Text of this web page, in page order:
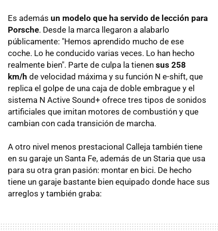
Es además un modelo que ha servido de lección para
Porsche. Desde la marca llegaron a alabarlo
públicamente: "Hemos aprendido mucho de ese
coche. Lo he conducido varias veces. Lo han hecho
realmente bien". Parte de culpa la tienen sus 258
km/h de velocidad máxima y su función N e-shift, que
replica el golpe de una caja de doble embrague y el
sistema N Active Sound+ ofrece tres tipos de sonidos
artificiales que imitan motores de combustión y que
cambian con cada transición de marcha.
A otro nivel menos prestacional Calleja también tiene
en su garaje un Santa Fe, además de un Staria que usa
para su otra gran pasión: montar en bici. De hecho
tiene un garaje bastante bien equipado donde hace sus
arreglos y también graba: